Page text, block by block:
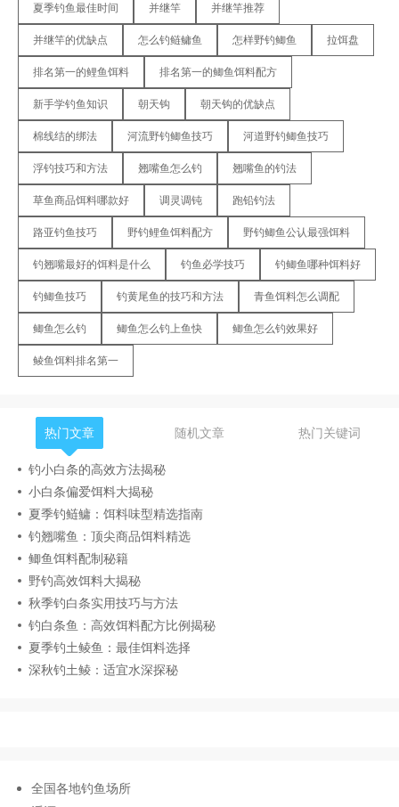
夏季钓鱼最佳时间 并继竿 并继竿推荐
并继竿的优缺点 怎么钓鲢鳙鱼 怎样野钓鲫鱼 拉饵盘
排名第一的鲤鱼饵料 排名第一的鲫鱼饵料配方
新手学钓鱼知识 朝天钩 朝天钩的优缺点
棉线结的绑法 河流野钓鲫鱼技巧 河道野钓鲫鱼技巧
浮钓技巧和方法 翘嘴鱼怎么钓 翘嘴鱼的钓法
草鱼商品饵料哪款好 调灵调钝 跑铅钓法
路亚钓鱼技巧 野钓鲤鱼饵料配方 野钓鲫鱼公认最强饵料
钓翘嘴最好的饵料是什么 钓鱼必学技巧 钓鲫鱼哪种饵料好
钓鲫鱼技巧 钓黄尾鱼的技巧和方法 青鱼饵料怎么调配
鲫鱼怎么钓 鲫鱼怎么钓上鱼快 鲫鱼怎么钓效果好
鲮鱼饵料排名第一
热门文章 随机文章 热门关键词
钓小白条的高效方法揭秘
小白条偏爱饵料大揭秘
夏季钓鲢鳙：饵料味型精选指南
钓翘嘴鱼：顶尖商品饵料精选
鲫鱼饵料配制秘籍
野钓高效饵料大揭秘
秋季钓白条实用技巧与方法
钓白条鱼：高效饵料配方比例揭秘
夏季钓土鲮鱼：最佳饵料选择
深秋钓土鲮：适宜水深探秘
全国各地钓鱼场所